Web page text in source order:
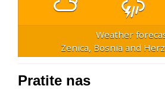
Weather
Zenica, Bosnia and
Pratite nas